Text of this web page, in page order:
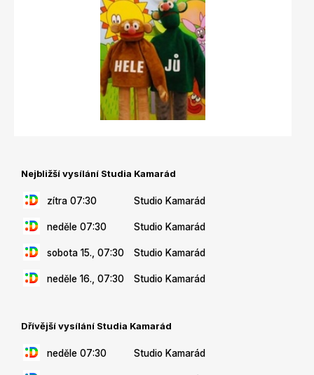
Nejbližší vysílání Studia Kamarád
zítra 07:30 Studio Kamarád
neděle 07:30 Studio Kamarád
sobota 15., 07:30 Studio Kamarád
neděle 16., 07:30 Studio Kamarád
Dřívější vysílání Studia Kamarád
neděle 07:30 Studio Kamarád